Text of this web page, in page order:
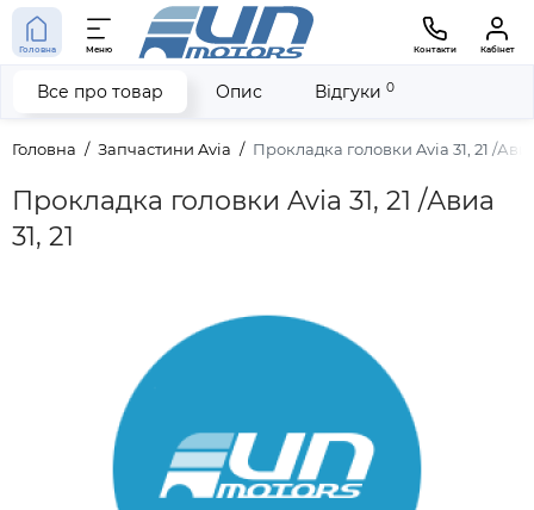
Головна Меню Контакти Кабінет
Головна Запчастини Avia Прокладка головки Avia 31, 21 /Авиа
Прокладка головки Avia 31, 21 /Авиа
31, 21
Все про товар Опис Відгуки 0